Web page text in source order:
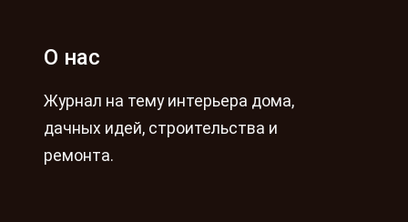
О нас
Журнал на тему интерьера дома,
дачных идей, строительства и
ремонта.